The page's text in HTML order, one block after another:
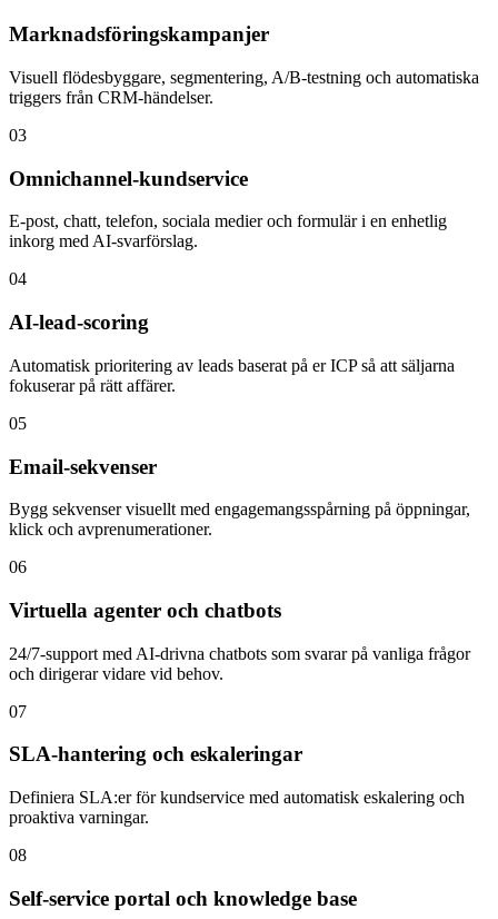
Marknadsföringskampanjer
Visuell flödesbyggare, segmentering, A/B-testning och automatiska
triggers från CRM-händelser.
03
Omnichannel-kundservice
E-post, chatt, telefon, sociala medier och formulär i en enhetlig
inkorg med AI-svarförslag.
04
AI-lead-scoring
Automatisk prioritering av leads baserat på er ICP så att säljarna
fokuserar på rätt affärer.
05
Email-sekvenser
Bygg sekvenser visuellt med engagemangsspårning på öppningar,
klick och avprenumerationer.
06
Virtuella agenter och chatbots
24/7-support med AI-drivna chatbots som svarar på vanliga frågor
och dirigerar vidare vid behov.
07
SLA-hantering och eskaleringar
Definiera SLA:er för kundservice med automatisk eskalering och
proaktiva varningar.
08
Self-service portal och knowledge base